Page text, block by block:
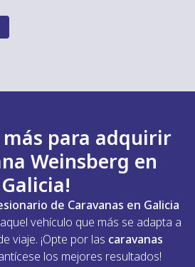
Weinsberg ha ido
a sus modelos de
de materiales ligeros y la
!
más para adquirir
Weinsberg en
Galicia!
de Caravanas en Galicia
vehículo que más se adapta a
viaje. ¡Opte por las caravanas
los mejores resultados!